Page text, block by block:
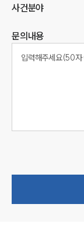
사건분야
문의내용